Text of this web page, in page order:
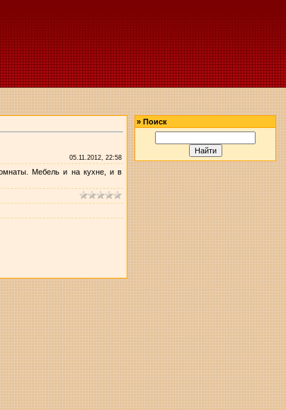
05.11.2012, 22:58
Мебель и на кухне, и в
»Поиск